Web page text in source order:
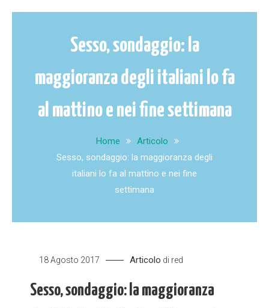
Sesso, sondaggio: la
maggioranza degli italiani lo fa
al mattino e nei fine settimana
Home
Articolo
Sesso, sondaggio: la maggioranza degli
italiani lo fa al mattino e nei fine
settimana
18 Agosto 2017 Articolo di red
Sesso, sondaggio: la maggioranza